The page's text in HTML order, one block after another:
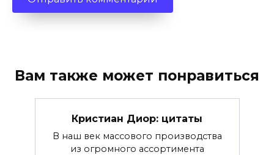
Вам также может понравиться
Кристиан Диор: цитаты
В наш век массового производства
из огромного ассортимента